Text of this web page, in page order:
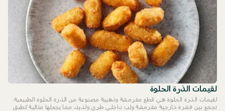
لقيمات الذرة الحلوة
لقيمات الذرة الحلوة هي قطع مقرمشة وذهبية مصنوعة من الذرة الحلوة الطبيعية.
تجمع بين قشرة خارجية مقرمشة ولب داخلي طري ولذيذ، مما يجعلها مثالية كطبق